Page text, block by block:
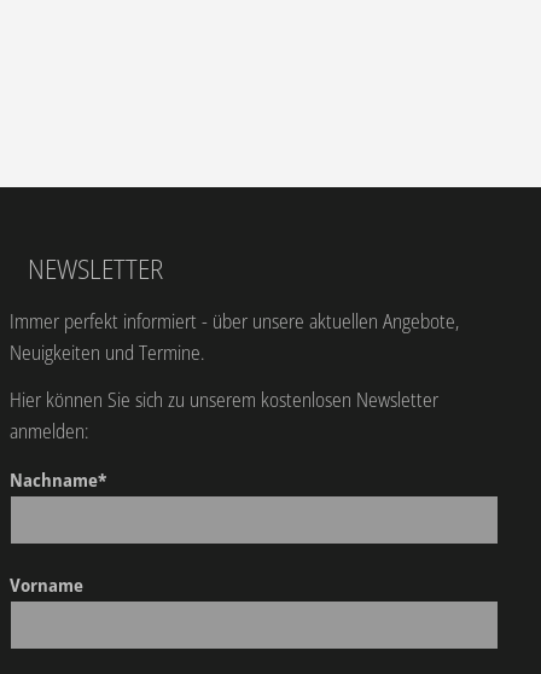
NEWSLETTER
Immer perfekt informiert - über unsere aktuellen Angebote,
Neuigkeiten und Termine.
Hier können Sie sich zu unserem kostenlosen Newsletter
anmelden:
Nachname*
Vorname